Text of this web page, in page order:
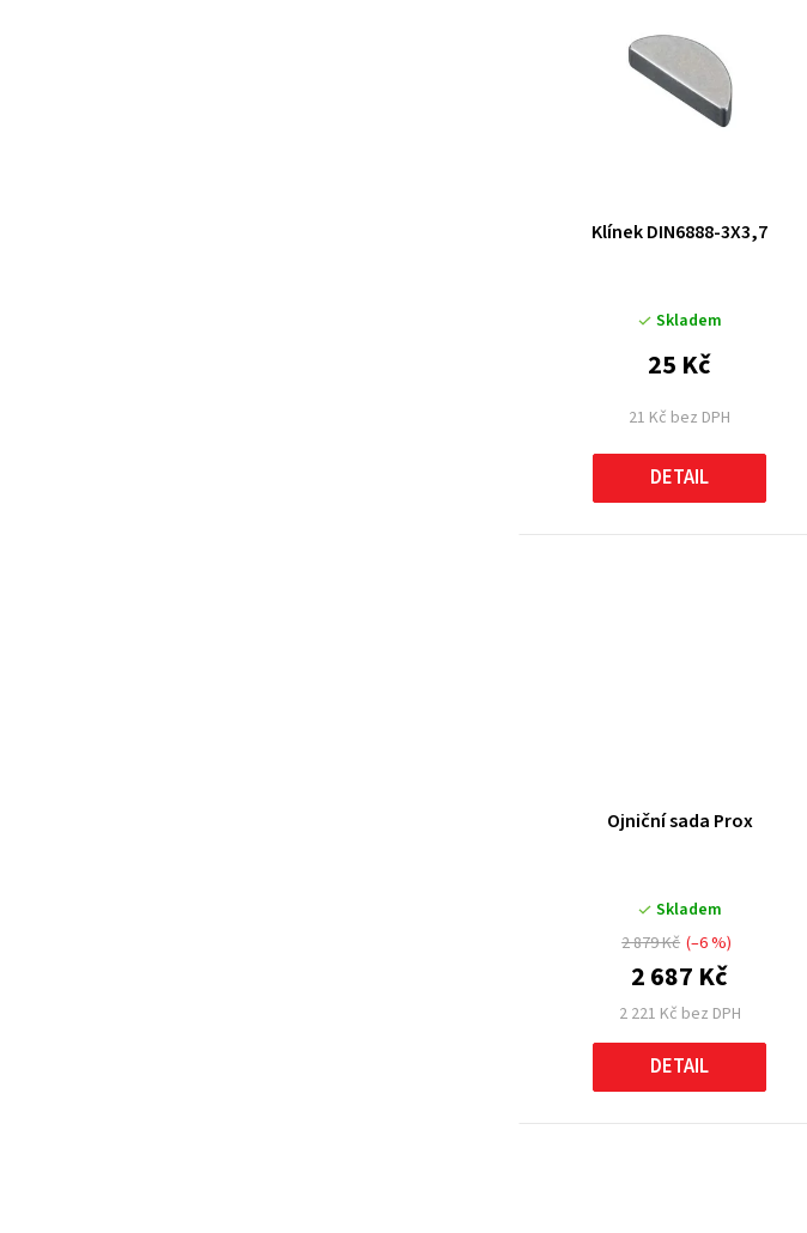
ů
Klínek DIN6888-3X3,7
Skladem
21 Kč bez DPH
25 Kč
DETAIL
Ojniční sada Prox
Skladem
2 221 Kč bez DPH
2 687 Kč
2 879 Kč (–6 %)
DETAIL